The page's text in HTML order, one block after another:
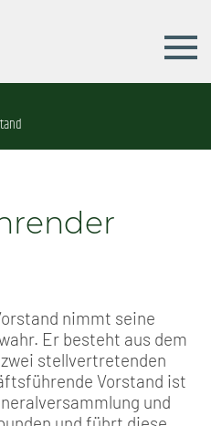
nimmt seine
Er besteht aus dem
stellvertretenden
Vorstand ist
und